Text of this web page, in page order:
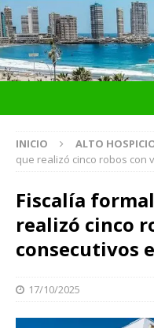
INICIO ALTO
que realizó cinco robos con
Fiscalía
realizó cinco
consecutivos
17/10/2025